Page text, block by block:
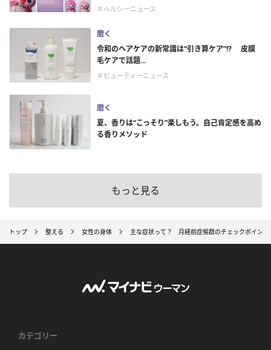
＃ヘルシーニュース
磨く
令和のヘアケアの新常識は“引き算ケア”!? 皮膜
毛ケアで話題...
＃ビューティーニュース
磨く
夏、香りは“こっそり”楽しもう。自己肯定感を高め
る香りメソッド
もっと見る
トップ 整える 女性の身体 主な症状って？ 月経前症候群のチェックポイント
カテゴリー